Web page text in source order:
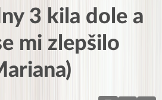
3 kila dole a
mi zlepšilo